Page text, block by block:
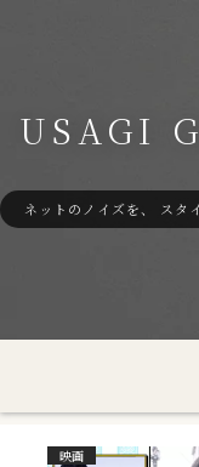
USAGI
ネットのノイズを、 スタ
映画